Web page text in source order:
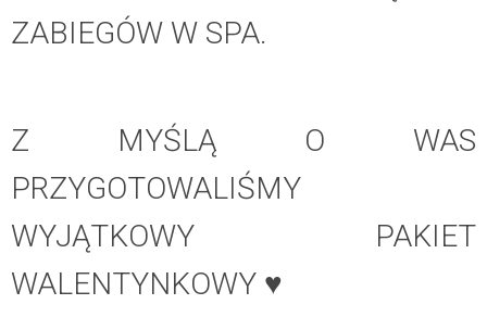
ZABIEGÓW W SPA.
Z MYŚLĄ O WAS
PRZYGOTOWALIŚMY
WYJĄTKOWY PAKIET
WALENTYNKOWY ♥️